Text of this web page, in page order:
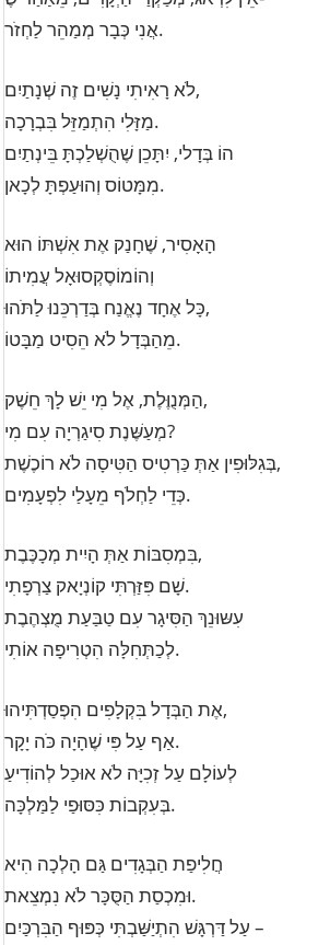
אֲנִי כְּבָר מְמַהֵר לַחְזֹר.
לֹא רָאִיתִי נָשִׁים זֶה שְׁנָתַיִם,
מַזָּלִי הִתְמַזֵּל בִּבְרָכָה.
הוֹ בְּדָלי, יִתָּכֵן שֶׁהֻשְׁלַכְתָּ בֵּינְתַיִם
מִמָּטוֹס וְהוּעַפְתָּ לְכָאן.
הָאָסִיר, שֶׁחָנַק אֶת אִשְׁתּוֹ הוּא
וְהוֹמוֹסֶקְסוּאָל עֲמִיתוֹ
כָּל אֶחָד נֶאֱנַח בְּדַרְכֵּנוּ לַתֹּהוּ,
מֵהַבְּדָל לֹא הֵסִיט מַבָּטוֹ.
הַמְּנֻוֶּלֶת, אֶל מִי יֵשׁ לָךְ חֵשֶׁק,
מְעַשֶּׁנֶת סִיגַרְיָה עִם מִי?
בְּגִלּוּפִין אַתְּ כַּרְטִיס הַטִּיסָה לֹא רוֹכֶשֶׁת,
כְּדֵי לַחְלֹף מֵעָלַי לִפְעָמִים.
בִּמְסִבּוֹת אַתְּ הָיִית מְכָכֶּבֶת,
שָׁם פִּזַּרְתִּי קוֹנְיָאק צַרְפָתִי.
עִשּוּנֵךְ הַסִּיגָר עִם טַבַּעַת מֻצְהֶבֶת
לְכַתְּחִלָּה הִטְרִיפָה אוֹתִי.
אֶת הַבְּדָל בִּקְלָפִים הִפְסַדְתִּיהוּ,
אַף עַל פִּי שֶׁהָיָה כֹּה יָקָר.
לְעוֹלָם עַל זְכִיָּה לֹא אוּכַל לְהוֹדִיעַ
בְּעִקְבוֹת כִּסּוּפַי לַמַּלְכָּה.
חֲלִיפַת הַבְּגָדִים גַּם הָלְכָה הִיא
וּמִכְסַת הַסֻּכָּר לֹא נִמְצֵאת.
עַל דַּרְגָּשׁ הִתְיַשַּׁבְתִּי כְּפּוּף הַבִּרְכַּיִם –